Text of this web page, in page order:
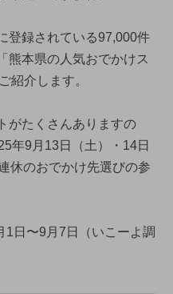
登録されている97,000件
熊本県の人気おでかけス
紹介します。
がたくさんありますの
年9月13日（土）・14日
休のおでかけ先選びの参
日〜9月7日（いこーよ調